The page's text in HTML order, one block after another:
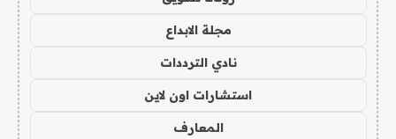
مجلة الابداع
نادي الترددات
استشارات اون لاين
المعارف